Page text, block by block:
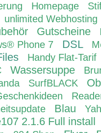
Homepage
unlimited Webhosting
Gutscheine
Phone 7 DSL
Handy Flat-Tarif
Wassersuppe
SurfBLACK
Blau
2.1.6 Full install